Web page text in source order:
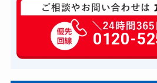
玄関カギ修理
玄関カギ作成
玄関カギ交換
0120-